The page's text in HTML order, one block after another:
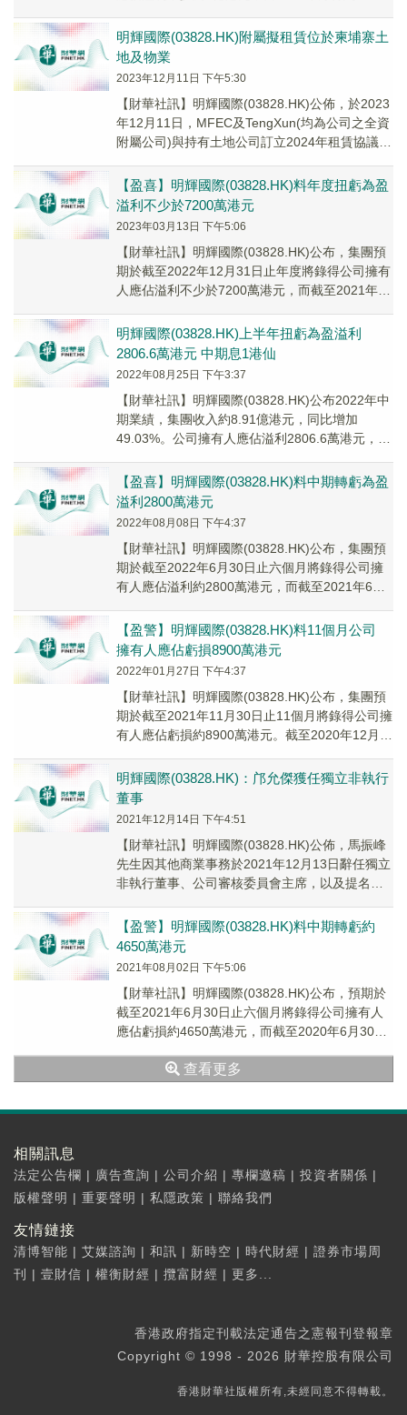
明輝國際(03828.HK)附屬擬租賃位於柬埔寨土
地及物業
2023年12月11日 下午5:30
【財華社訊】明輝國際(03828.HK)公佈，於2023
年12月11日，MFEC及TengXun(均為公司之全資
附屬公司)與持有土地公司訂立2024年租賃協議，
【盈喜】明輝國際(03828.HK)料年度扭虧為盈
溢利不少於7200萬港元
2023年03月13日 下午5:06
【財華社訊】明輝國際(03828.HK)公布，集團預
期於截至2022年12月31日止年度將錄得公司擁有
人應佔溢利不少於7200萬港元，而截至2021年12
明輝國際(03828.HK)上半年扭虧為盈溢利
2806.6萬港元 中期息1港仙
2022年08月25日 下午3:37
【財華社訊】明輝國際(03828.HK)公布2022年中
期業績，集團收入約8.91億港元，同比增加
49.03%。公司擁有人應佔溢利2806.6萬港元，上
【盈喜】明輝國際(03828.HK)料中期轉虧為盈
溢利2800萬港元
2022年08月08日 下午4:37
【財華社訊】明輝國際(03828.HK)公布，集團預
期於截至2022年6月30日止六個月將錄得公司擁
有人應佔溢利約2800萬港元，而截至2021年6月
【盈警】明輝國際(03828.HK)料11個月公司
擁有人應佔虧損8900萬港元
2022年01月27日 下午4:37
【財華社訊】明輝國際(03828.HK)公布，集團預
期於截至2021年11月30日止11個月將錄得公司擁
有人應佔虧損約8900萬港元。截至2020年12月
明輝國際(03828.HK)：邝允傑獲任獨立非執行
董事
2021年12月14日 下午4:51
【財華社訊】明輝國際(03828.HK)公佈，馬振峰
先生因其他商業事務於2021年12月13日辭任獨立
非執行董事、公司審核委員會主席，以及提名委
【盈警】明輝國際(03828.HK)料中期轉虧約
4650萬港元
2021年08月02日 下午5:06
【財華社訊】明輝國際(03828.HK)公布，預期於
截至2021年6月30日止六個月將錄得公司擁有人
應佔虧損約4650萬港元，而截至2020年6月30日
查看更多
相關訊息
法定公告欄 | 廣告查詢 | 公司介紹 | 專欄邀稿 | 投資者關係 |
版權聲明 | 重要聲明 | 私隱政策 | 聯絡我們
友情鏈接
清博智能 | 艾媒諮詢 | 和訊 | 新時空 | 時代財經 | 證券市場周
刊
| 壹財信 | 權衡財經 | 攬富財經 | 更多...
香港政府指定刊載法定通告之憲報刊登報章
Copyright © 1998 - 2026 財華控股有限公司
香港財華社版權所有,未經同意不得轉載。